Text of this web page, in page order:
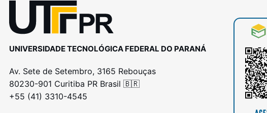
UNIVERSIDADE TECNOLÓGICA FEDERAL DO PARANÁ
Av. Sete de Setembro, 3165 Rebouças
80230-901 Curitiba PR Brasil 🇧🇷
+55 (41) 3310-4545